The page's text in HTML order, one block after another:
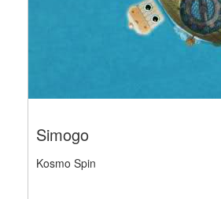
Simogo
Kosmo Spin